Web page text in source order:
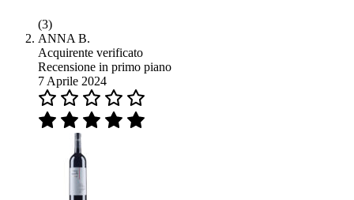
(3)
ANNA B.
Acquirente verificato
Recensione in primo piano
7 Aprile 2024